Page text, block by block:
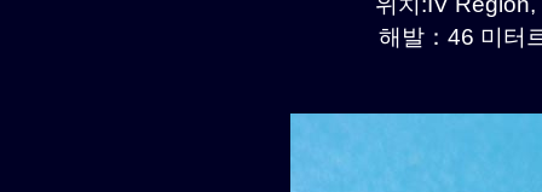
해발：46 미터